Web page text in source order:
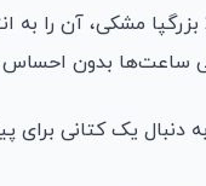
ساعت‌ها بدون احساس